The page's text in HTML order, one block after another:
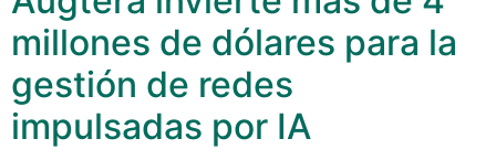
millones de dólares para la
gestión de redes
impulsadas por IA